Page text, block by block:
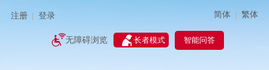
注册 登录 简体 | 繁体
无障碍浏览 长者模式 智能问答